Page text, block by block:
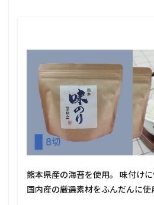
熊本県産の海苔を使用。 味付け
国内産の厳選素材をふんだんに使